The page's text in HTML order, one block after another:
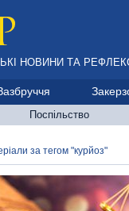
НОВИНИ ТА
Поспільство
за тегом "курйоз"